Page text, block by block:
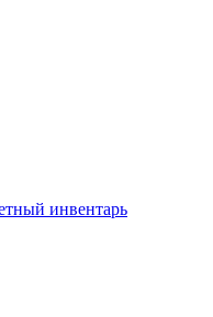
инвентарь